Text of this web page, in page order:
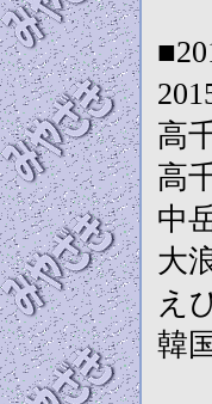
高
高
中
大
え
韓